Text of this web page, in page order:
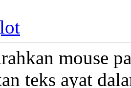
mouse
teks ayat